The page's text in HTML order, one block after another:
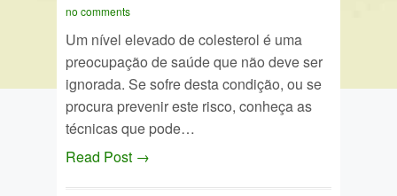
no comments
Um nível elevado de colesterol é uma
preocupação de saúde que não deve ser
ignorada. Se sofre desta condição, ou se
procura prevenir este risco, conheça as
técnicas que pode…
Read Post →